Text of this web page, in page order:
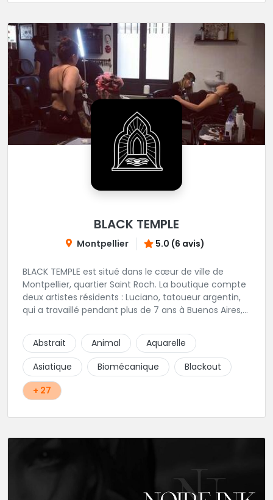
BLACK TEMPLE
Montpellier 5.0 (6 avis)
BLACK TEMPLE est situé dans le cœur de ville de
Montpellier, quartier Saint Roch. La boutique compte
deux artistes résidents : Luciano, tatoueur argentin,
qui a travaillé pendant plus de 7 ans à Buenos Aires,
qui a travaillé dans plusieurs boutiques de la ville
avant de rejoindre notre équipe. La boutique
accueille plusieurs artistes tatoueurs en tant que
guests tout au long de l'année afin de proposer
d'autres styles.
Abstrait Animal
Aquarelle
Asiatique
Biomécanique
Blackout
+ 27